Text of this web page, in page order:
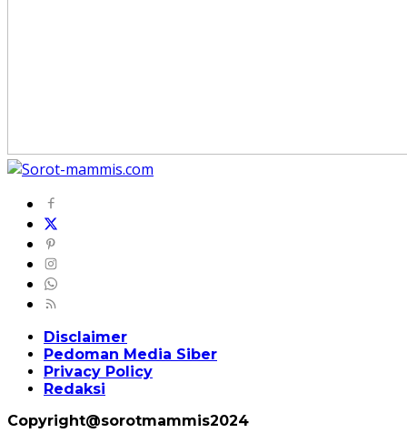
Disclaimer
Pedoman Media Siber
Privacy Policy
Redaksi
Copyright@sorotmammis2024